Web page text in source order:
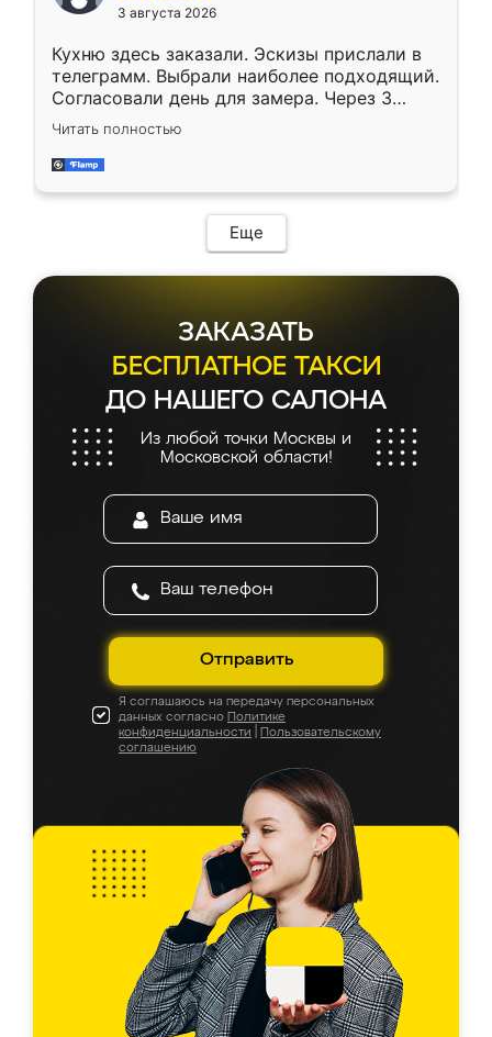
3 августа 2026
Кухню здесь заказали. Эскизы прислали в
телеграмм. Выбрали наиболее подходящий.
Согласовали день для замера. Через 3
недели кухня была уже готова. Остались
довольны работой. Спасибо Ренессанс
мебель за качественную работу!
Читать полностью
Еще
ЗАКАЗАТЬ
БЕСПЛАТНОЕ ТАКСИ
ДО НАШЕГО САЛОНА
Из любой точки Москвы и
Московской области!
Отправить
Я соглашаюсь на передачу персональных
данных согласно Политике
конфиденциальности
Пользовательскому
соглашению